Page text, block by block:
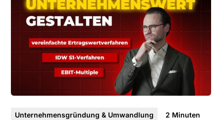
Unternehmensgründung & Umwandlung 2 Minuten